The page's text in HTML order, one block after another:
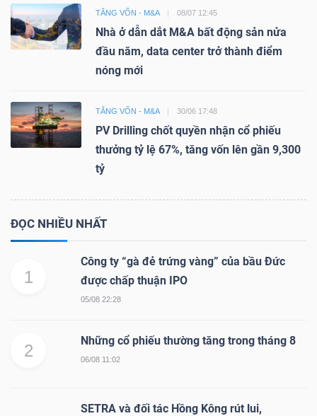
TĂNG VỐN - M&A 08/07 12:45
Nhà ở dẫn dắt M&A bất động sản nửa
đầu năm, data center trở thành điểm
nóng mới
TĂNG VỐN - M&A 30/06 17:48
PV Drilling chốt quyền nhận cổ phiếu
thưởng tỷ lệ 67%, tăng vốn lên gần 9,300
tỷ
ĐỌC NHIỀU NHẤT
1
Công ty “gà đẻ trứng vàng” của bầu Đức
được chấp thuận IPO
05/08 22:28
2
Những cổ phiếu thường tăng trong tháng 8
06/08 11:02
SETRA và đối tác Hồng Kông rút lui,